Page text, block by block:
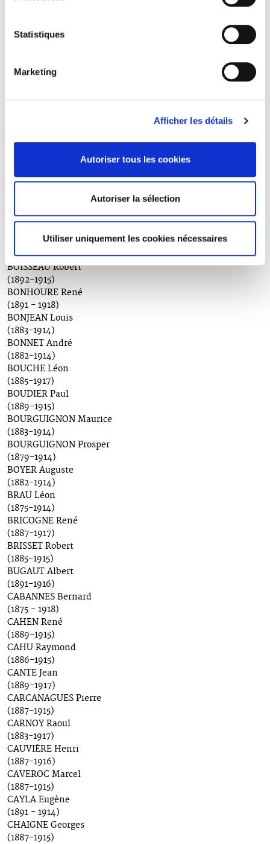
Statistiques
Marketing
Afficher les détails
Autoriser tous les cookies
Autoriser la sélection
Utiliser uniquement les cookies nécessaires
BEYNET-SAINT MARC Roger
(1879-1915)
(1885-1914)
BLIN Gaston
(1880-1914)
BOISBOURDIN Louis
BOISGUÉRIN Alexandre
(1879-1916)
BOISSEAU Robert
(1892-1915)
BONHOURE René
(1891 - 1918)
BONJEAN Louis
(1883-1914)
BONNET André
(1882-1914)
BOUCHE Léon
(1885-1917)
BOUDIER Paul
(1889-1915)
BOURGUIGNON Maurice
(1883-1914)
BOURGUIGNON Prosper
(1879-1914)
BOYER Auguste
(1882-1914)
BRAU Léon
(1875-1914)
BRICOGNE René
(1887-1917)
BRISSET Robert
(1885-1915)
BUGAUT Albert
(1891-1916)
CABANNES Bernard
(1875 - 1918)
CAHEN René
(1889-1915)
CAHU Raymond
(1886-1915)
CANTE Jean
(1889-1917)
CARCANAGUES Pierre
(1887-1915)
CARNOY Raoul
(1883-1917)
CAUVIÈRE Henri
(1887-1916)
CAVEROC Marcel
(1887-1915)
CAYLA Eugène
(1891 - 1914)
CHAIGNE Georges
(1887-1915)